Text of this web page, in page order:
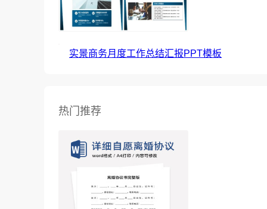
实景商务月度工作总结汇报PPT模板
热门推荐